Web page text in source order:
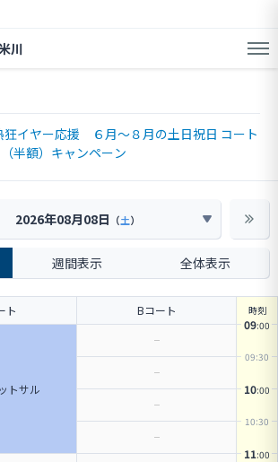
川
狂イヤー応援 ６月～８月の土日祝日 コート
半額）キャンペーン
2026年08月08日 （土）
週間表示 全体表示
ト
トサル
Bコート 時刻
09:00
09:30
10:00
10:30
11:00